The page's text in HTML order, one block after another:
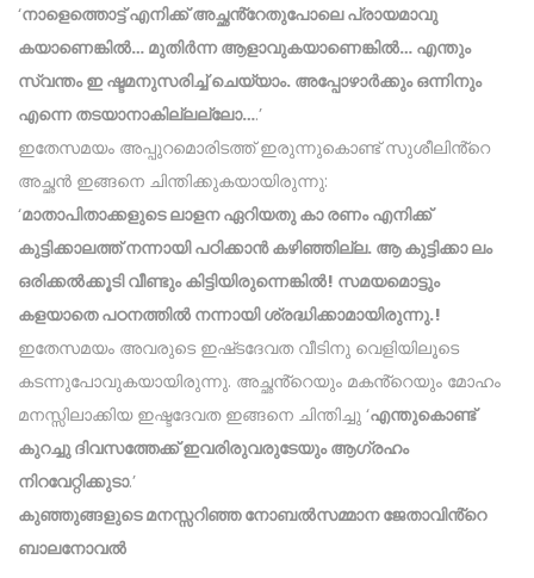
‘നാളെത്തൊട്ട് എനിക്ക് അച്ഛൻ്റേതുപോലെ പ്രായമാവു
കയാണെങ്കിൽ… മുതിർന്ന ആളാവുകയാണെങ്കിൽ… എന്തും
സ്വന്തം ഇ ഷ്ടമനുസരിച്ച് ചെയ്യാം. അപ്പോഴാർക്കും ഒന്നിനും
എന്നെ തടയാനാകില്ലല്ലോ….’
ഇതേസമയം അപ്പുറമൊരിടത്ത് ഇരുന്നുകൊണ്ട് സുശീലിൻ്റെ
അച്ഛൻ ഇങ്ങനെ ചിന്തിക്കുകയായിരുന്നു:
‘മാതാപിതാക്കളുടെ ലാളന ഏറിയതു കാ രണം എനിക്ക്
കുട്ടിക്കാലത്ത് നന്നായി പഠിക്കാൻ കഴിഞ്ഞില്ല. ആ കുട്ടിക്കാ ലം
ഒരിക്കൽക്കൂടി വീണ്ടും കിട്ടിയിരുന്നെങ്കിൽ! സമയമൊട്ടും
കളയാതെ പഠനത്തിൽ നന്നായി ശ്രദ്ധിക്കാമായിരുന്നു.!
ഇതേസമയം അവരുടെ ഇഷ്‌ടദേവത വീടിനു വെളിയിലൂടെ
കടന്നുപോവുകയായിരുന്നു. അച്ഛൻ്റെയും മകൻ്റെയും മോഹം
മനസ്സിലാക്കിയ ഇഷ്ടദേവത ഇങ്ങനെ ചിന്തിച്ചു ‘എന്തുകൊണ്ട്
കുറച്ചു ദിവസത്തേക്ക് ഇവരിരുവരുടേയും ആഗ്രഹം
നിറവേറ്റിക്കുടാ.’
കുഞ്ഞുങ്ങളുടെ മനസ്സറിഞ്ഞ നോബൽസമ്മാന ജേതാവിൻ്റെ
ബാലനോവൽ